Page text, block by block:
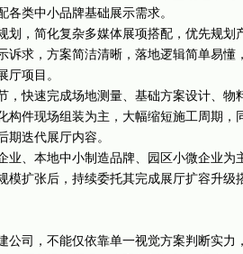
各类中小品牌基础展示需求。
划，简化复杂多媒体展项搭配，优先规划
诉求，方案简洁清晰，落地逻辑简单易懂
厅项目。
，快速完成场地测量、基础方案设计、物
构件现场组装为主，大幅缩短施工周期，
期迭代展厅内容。
业、本地中小制造品牌、园区小微企业为
模扩张后，持续委托其完成展厅扩容升级
公司，不能仅依靠单一视觉方案判断实力